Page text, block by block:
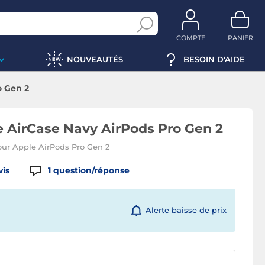
COMPTE PANIER
NOUVEAUTÉS BESOIN D'AIDE
Gen 2
AirCase Navy AirPods Pro Gen 2
Apple AirPods Pro Gen 2
1 question/réponse
Alerte baisse de prix